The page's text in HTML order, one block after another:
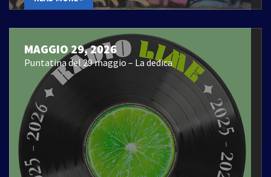
MAGGIO 29, 2026
Puntatina del 29 maggio – La dedica